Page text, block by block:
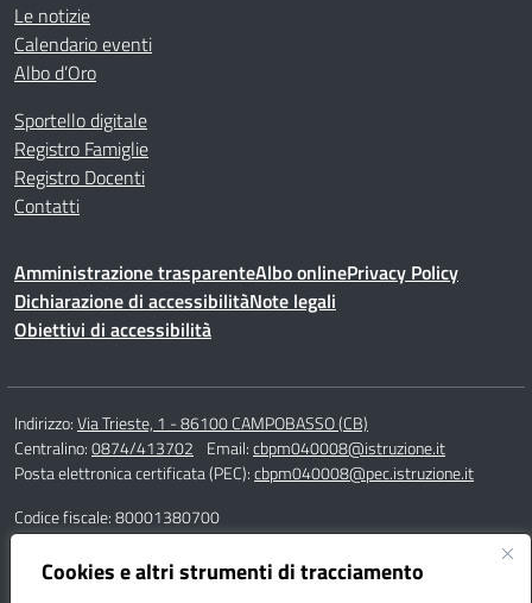
Cookies e altri strumenti di tracciamento
Le notizie
Calendario eventi
Albo d’Oro
Sportello digitale
Registro Famiglie
Registro Docenti
Contatti
Amministrazione trasparenteAlbo onlinePrivacy Policy
Dichiarazione di accessibilitàNote legali
Obiettivi di accessibilità
Indirizzo:Via Trieste, 1 - 86100 CAMPOBASSO (CB)
Centralino:0874/413702 Email:cbpm040008@istruzione.it
Posta elettronica certificata (PEC):cbpm040008@pec.istruzione.it
Codice fiscale: 80001380700
Codice meccanografico:CBPM040008
Codice Indice delle Pubbliche Amministrazioni (IPA): istsc_cbpm040008